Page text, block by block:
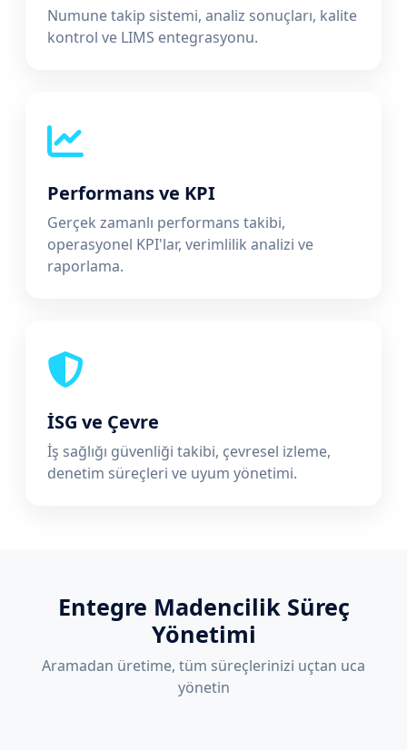
Numune takip sistemi, analiz sonuçları, kalite
kontrol ve LIMS entegrasyonu.
Performans ve KPI
Gerçek zamanlı performans takibi,
operasyonel KPI'lar, verimlilik analizi ve
raporlama.
İSG ve Çevre
İş sağlığı güvenliği takibi, çevresel izleme,
denetim süreçleri ve uyum yönetimi.
Entegre Madencilik Süreç
Yönetimi
Aramadan üretime, tüm süreçlerinizi uçtan uca
yönetin